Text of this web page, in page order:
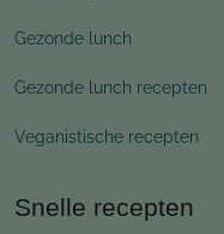
Gezonde lunch
Gezonde lunch recepten
Veganistische recepten
Snelle recepten